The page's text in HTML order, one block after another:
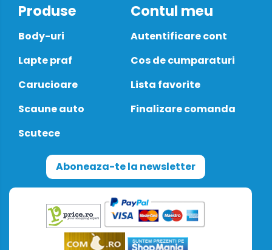
Produse
Body-uri
Lapte praf
Carucioare
Scaune auto
Scutece
Contul meu
Autentificare cont
Cos de cumparaturi
Lista favorite
Finalizare comanda
Aboneaza-te la newsletter